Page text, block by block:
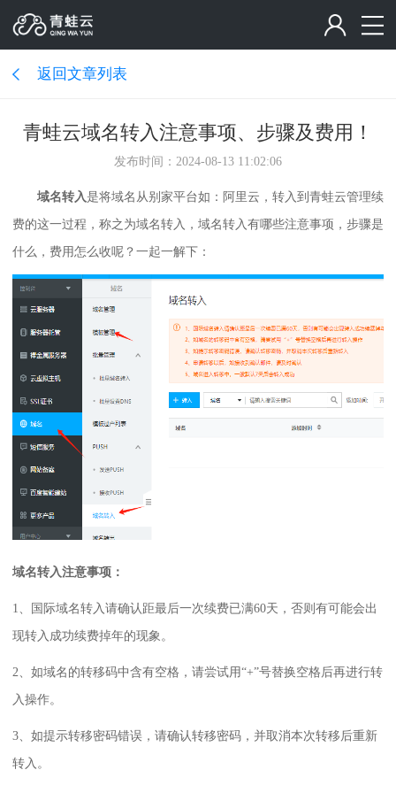
返回文章列表
青蛙云域名转入注意事项、步骤及费用！
发布时间：2024-08-13 11:02:06
域名转入是将域名从别家平台如：阿里云，转入到青蛙云管理续
费的这一过程，称之为域名转入，域名转入有哪些注意事项，步骤是
什么，费用怎么收呢？一起一解下：
域名转入注意事项：
1、国际域名转入请确认距最后一次续费已满60天，否则有可能会出
现转入成功续费掉年的现象。
2、如域名的转移码中含有空格，请尝试用“+”号替换空格后再进行转
入操作。
3、如提示转移密码错误，请确认转移密码，并取消本次转移后重新
转入。